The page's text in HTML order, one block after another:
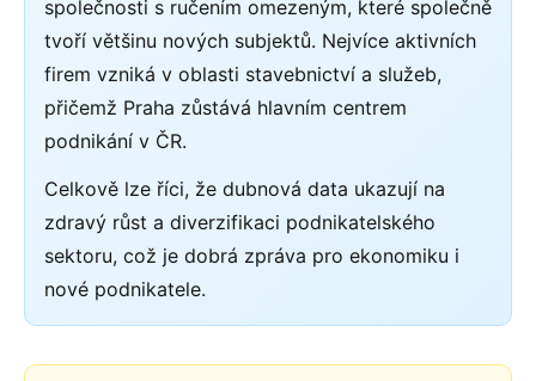
společnosti s ručením omezeným, které společně
tvoří většinu nových subjektů. Nejvíce aktivních
firem vzniká v oblasti stavebnictví a služeb,
přičemž Praha zůstává hlavním centrem
podnikání v ČR.
Celkově lze říci, že dubnová data ukazují na
zdravý růst a diverzifikaci podnikatelského
sektoru, což je dobrá zpráva pro ekonomiku i
nové podnikatele.